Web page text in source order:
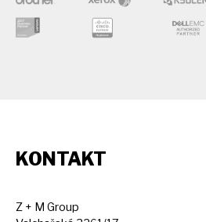
KONTAKT
Z + M Group